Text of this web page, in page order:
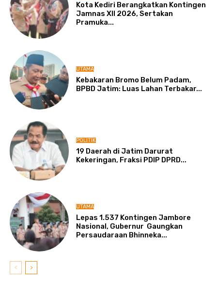
Kota Kediri Berangkatkan Kontingen
Jamnas XII 2026, Sertakan
Pramuka...
UTAMA
Kebakaran Bromo Belum Padam,
BPBD Jatim: Luas Lahan Terbakar...
POLITIK
19 Daerah di Jatim Darurat
Kekeringan, Fraksi PDIP DPRD...
UTAMA
Lepas 1.537 Kontingen Jambore
Nasional, Gubernur Gaungkan
Persaudaraan Bhinneka...